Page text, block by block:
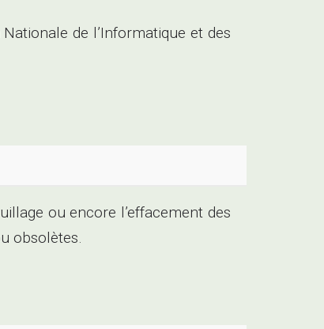
de l’Informatique et des
ou encore l’effacement des
obsolètes.